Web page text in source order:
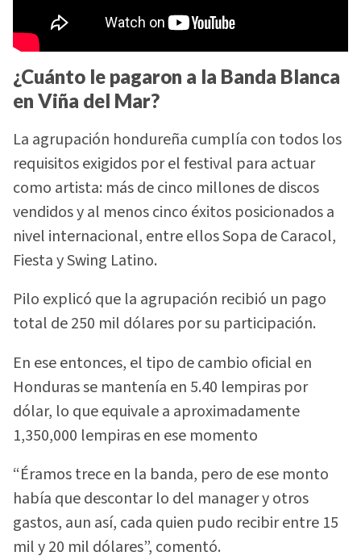
¿Cuánto le pagaron a la Banda Blanca
en Viña del Mar?
La agrupación hondureña cumplía con todos los
requisitos exigidos por el festival para actuar
como artista: más de cinco millones de discos
vendidos y al menos cinco éxitos posicionados a
nivel internacional, entre ellos Sopa de Caracol,
Fiesta y Swing Latino.
Pilo explicó que la agrupación recibió un pago
total de 250 mil dólares por su participación.
En ese entonces, el tipo de cambio oficial en
Honduras se mantenía en 5.40 lempiras por
dólar, lo que equivale a aproximadamente
1,350,000 lempiras en ese momento
“Éramos trece en la banda, pero de ese monto
había que descontar lo del manager y otros
gastos, aun así, cada quien pudo recibir entre 15
mil y 20 mil dólares”, comentó.